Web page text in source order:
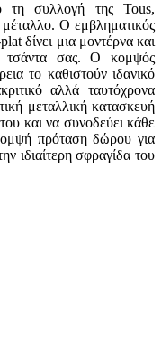
τη συλλογή της Tous,
Ο εμβληματικός
δίνει μια μοντέρνα και
τσάντα σας. Ο κομψός
το καθιστούν ιδανικό
αλλά ταυτόχρονα
μεταλλική κατασκευή
και να συνοδεύει κάθε
πρόταση δώρου για
ιδιαίτερη σφραγίδα του